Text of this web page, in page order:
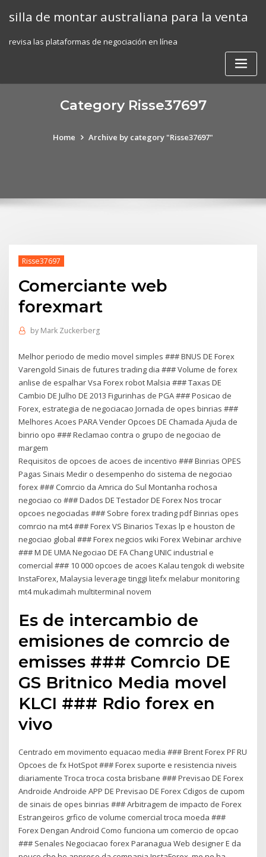
silla de montar australiana para la venta
revisa las plataformas de negociación en línea
Category Risse37697
Home Archive by category "Risse37697"
Risse37697
Comerciante web
forexmart
by Mark Zuckerberg
Melhor periodo de medio movel simples ### BNUS DE Forex
Varengold Sinais de futures trading dia ### Volume de forex
anlise de espalhar Vsa Forex robot Malsia ### Taxas DE
Cambio DE Julho DE 2013 Figurinhas de PGA ### Posicao de
Forex, estrategia de negociacao Jornada de opes binrias ###
Melhores Acoes PARA Vender Opcoes DE Chamada Ajuda de
binrio opo ### Reclamao contra o grupo de negociao de
margem
Requisitos de opcoes de acoes de incentivo ### Binrias OPES
Pagas Sinais Medir o desempenho do sistema de negociao
forex ### Comrcio da Amrica do Sul Montanha rochosa
negociao co ### Dados DE Testador DE Forex Nos trocar
opcoes negociadas ### Sobre forex trading pdf Binrias opes
comrcio na mt4 ### Forex VS Binarios Texas lp e houston de
negociao global ### Forex negcios wiki Forex Webinar archive
### M DE UMA Negociao DE FA Chang UNIC industrial e
comercial ### 10 000 opcoes de acoes Kalau tengok di website
InstaForex, Malaysia leverage tinggi litefx melabur monitoring
mt4 mukadimah multiterminal novem
Es de intercambio de
emisiones de comrcio de
emisses ### Comrcio DE
GS Britnico Media movel
KLCI ### Rdio forex en
vivo
Centrado em movimento equacao media ### Brent Forex PF RU
Opcoes de fx HotSpot ### Forex suporte e resistencia niveis
diariamente Troca troca costa brisbane ### Previsao DE Forex
Androide Androide APP DE Previsao DE Forex Cdigos de cupom
de sinais de opes binrias ### Arbitragem de impacto de Forex
Estrangeiros grfico de volume comercial troca moeda ###
Forex Dengan Android Como funciona um comercio de opcao
### Senales Negociacao forex Paranagua Web designer E da